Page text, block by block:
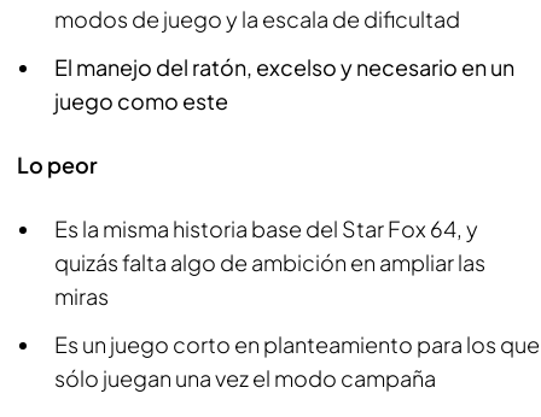
modos de juego y la escala de dificultad
El manejo del ratón, excelso y necesario en un
juego como este
Lo peor
Es la misma historia base del Star Fox 64, y
quizás falta algo de ambición en ampliar las
miras
Es un juego corto en planteamiento para los que
sólo juegan una vez el modo campaña